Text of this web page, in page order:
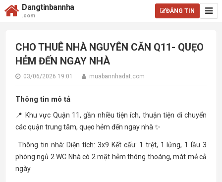
Dangtinbannha
.com
ĐĂNG TIN
CHO THUÊ NHÀ NGUYÊN CĂN Q11- QUẸO
HẺM ĐẾN NGAY NHÀ
03/06/2026 19:01 muabannhadat.com
Thông tin mô tả
📍 Khu vực Quận 11, gần nhiều tiện ích, thuận tiện di chuyển
các quận trung tâm, quẹo hẻm đến ngay nhà ✨
Thông tin nhà: Diện tích: 3x9 Kết cấu: 1 trệt, 1 lửng, 1 lầu 3
phòng ngủ 2 WC Nhà có 2 mặt hẻm thông thoáng, mát mẻ cả
ngày